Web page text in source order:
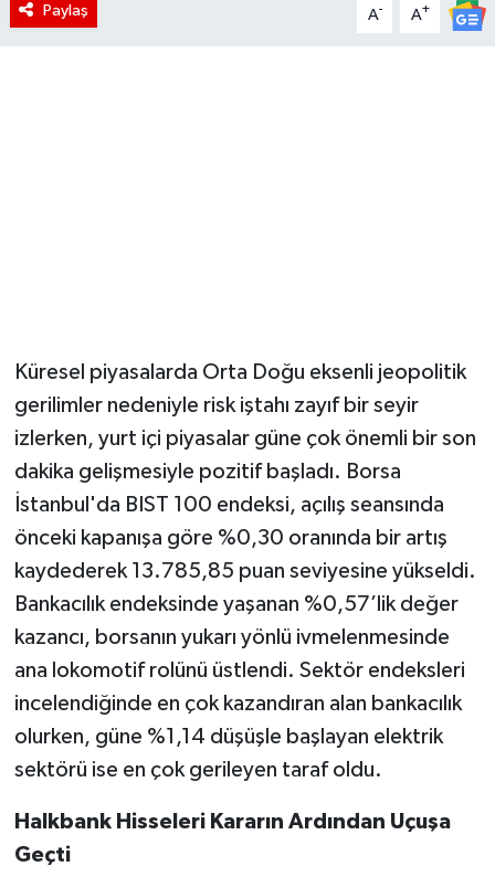
Paylaş A- A+
Küresel piyasalarda Orta Doğu eksenli jeopolitik
gerilimler nedeniyle risk iştahı zayıf bir seyir
izlerken, yurt içi piyasalar güne çok önemli bir son
dakika gelişmesiyle pozitif başladı. Borsa
İstanbul'da BIST 100 endeksi, açılış seansında
önceki kapanışa göre %0,30 oranında bir artış
kaydederek 13.785,85 puan seviyesine yükseldi.
Bankacılık endeksinde yaşanan %0,57’lik değer
kazancı, borsanın yukarı yönlü ivmelenmesinde
ana lokomotif rolünü üstlendi. Sektör endeksleri
incelendiğinde en çok kazandıran alan bankacılık
olurken, güne %1,14 düşüşle başlayan elektrik
sektörü ise en çok gerileyen taraf oldu.
Halkbank Hisseleri Kararın Ardından Uçuşa
Geçti